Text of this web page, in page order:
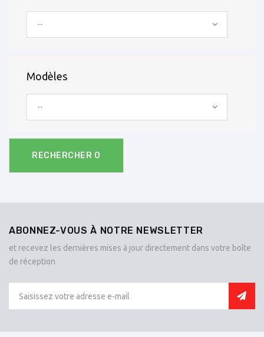
--
Modèles
--
RECHERCHER 0
ABONNEZ-VOUS À NOTRE NEWSLETTER
et recevez les dernières mises à jour directement dans votre boîte
de réception